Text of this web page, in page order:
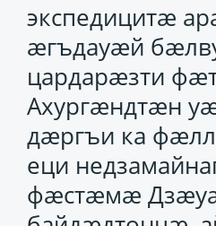
экспедицитӕ
ӕгъдауӕй
цардарӕзти
Ахургӕндтӕн
дӕргъи ка
еци
фӕстӕмӕ